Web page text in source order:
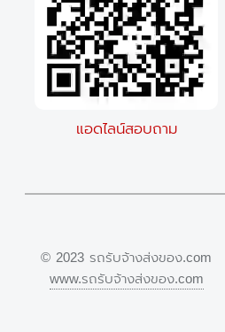
แอดไลน์สอบถาม
© 2023 รถรับจ้างส่งของ.com
www.รถรับจ้างส่งของ.com